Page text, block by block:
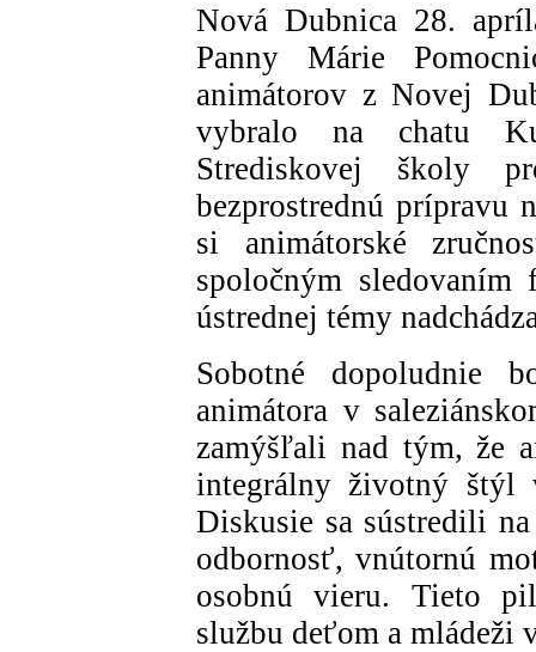
Nová Dubnica 28.
Panny Márie
animátorov z Novej
vybralo na chatu
Strediskovej školy
bezprostrednú prípravu
si animátorské
spoločným
ústrednej témy
Sobotné dopoludnie
animátora v
zamýšľali nad tým, že
integrálny životný štýl
Diskusie sa sústredili
odbornosť, vnútornú
osobnú vieru. Tieto
službu deťom a mládeži